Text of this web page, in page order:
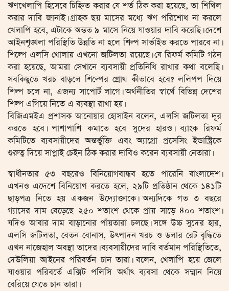
ঋণখেলাপি হিসেবে চিহ্নিত করার যে শর্ত ঠিক করা হয়েছে, তা শিথিল
করার দাবি জানাই। গ্রাহক ছয় মাসের মধ্যে ঋণ পরিশোধ না করলে
খেলাপি হবে, এটাকে অন্তত ৯ মাসে নিয়ে যাওয়ার দাবি করেছি। দেশে
আইনশৃঙ্খলা পরিস্থিতি উন্নতি না হলে শিল্প সার্ভাইভ করতে পারবে না।
শিল্পে এলসি খোলায় এখনো জটিলতা রয়েছে। যে রিফর্ম কমিটি গঠন
করা হয়েছে, আমরা সেখানে ব্যবসায়ী প্রতিনিধি রাখার কথা বলেছি।
সবকিছুতে খরচ বাড়লে শিল্পের গ্রোথ কীভাবে হবে? ললিপপ দিয়ে
শিল্প চলে না, এজন্য সাপোর্ট লাগে। অর্থনীতির স্বার্থে বিভিন্ন দেশের
শিল্প এগিয়ে নিতে এ ব্যবস্থা রাখা হয়।
বিজিএমইএ প্রশাসক আনোয়ার হোসাইন বলেন, এলসি জটিলতা দূর
করতে হবে। পাশাপাশি কমাতে হবে সুদের হারও। ব্যাংক রিফর্ম
কমিটিতে ব্যবসায়ীদের অন্তর্ভুক্তি এবং অ্যাগ্রো প্রসেসিং ইন্ডাস্ট্রিকে
গুরুত্ব দিয়ে সাপ্লাই চেইন ঠিক করার দাবিও করেন ব্যবসায়ী নেতারা।
স্বাধীনতার ৫৩ বছরেও বিনিয়োগবান্ধব হতে পারেনি বাংলাদেশ।
এখনও এদেশে বিনিয়োগ করতে হলে, ২৯টি প্রতিষ্ঠান থেকে ১৪১টি
ছাড়পত্র নিতে হয় একজন উদ্যোক্তাকে। অন্যদিকে গত ৩ বছরে
গ্যাসের দাম বেড়েছে ২৫০ শতাংশ থেকে প্রায় সাড়ে ৪০০ শতাংশ।
যদিও আবার দাম বাড়ানোর পাঁয়তারা চলছে। সঙ্গে উচ্চ সুদের হার,
এলসি জটিলতা, বেতন-বোনাস, উৎপাদন খরচ ও ডলার রেট বৃদ্ধিতে
এখন নাজেহাল অবস্থা তাদের। ব্যবসায়ীদের দাবি বর্তমান পরিস্থিতিতে,
দেউলিয়া আইনের পরিবর্তন চান তারা। বলেন, খেলাপি হয়ে জেলে
যাওয়ার পরিবর্তে এক্সিট পলিসি অর্থাৎ ব্যবসা থেকে সম্মান নিয়ে
বেরিয়ে যেতে চান তারা।